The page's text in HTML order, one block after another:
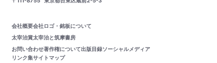
会社概要会社ロゴ・銘板について
太宰治賞太宰治と筑摩書房
お問い合わせ著作権について出版目録ソーシャルメディア
リンク集サイトマップ